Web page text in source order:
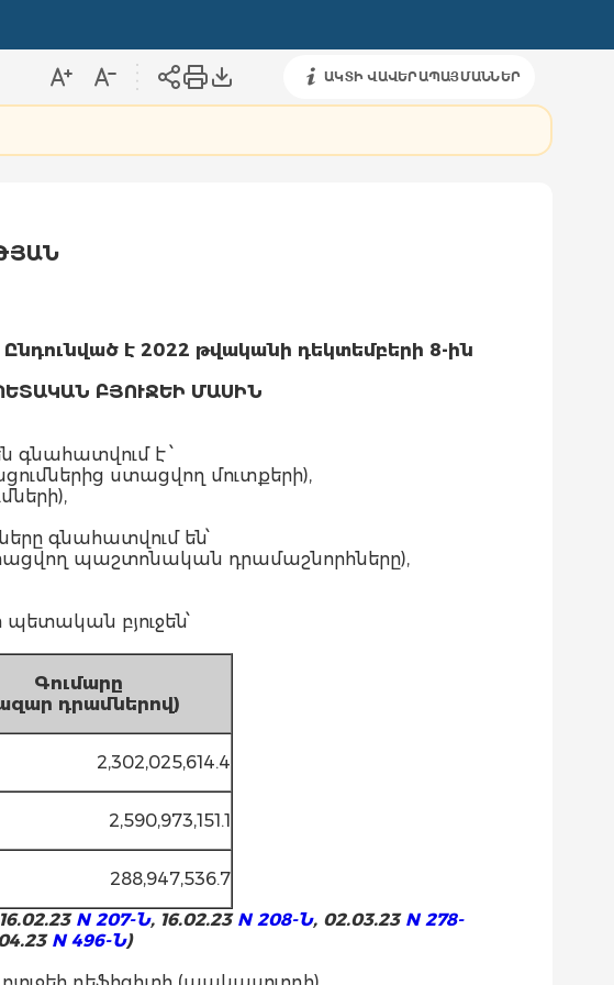
ԱԿՏԻ ՎԱՎԵՐԱՊԱՅՄԱՆՆԵՐ
Ընդունված է 2022 թվականի դեկտեմբերի 8-ին
ԲՅՈՒՋԵԻ ՄԱՍԻՆ
գնահատվում է ՝
ստացվող մուտքերի),
գնահատվում են՝
պաշտոնական դրամաշնորհները),
բյուջեն՝
Գումարը
դրամներով)
2,302,025,614.4
2,590,973,151.1
288,947,536.7
N 207-Ն, 16.02.23 N 208-Ն, 02.03.23 N 278-
N 496-Ն)